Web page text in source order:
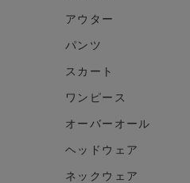
アウター
パンツ
スカート
ワンピース
オーバーオール
ヘッドウェア
ネックウェア